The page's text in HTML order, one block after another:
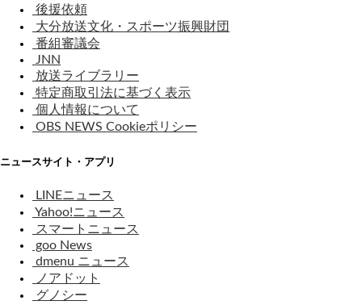
後援依頼
大分放送文化・スポーツ振興財団
番組審議会
JNN
放送ライブラリー
特定商取引法に基づく表示
個人情報について
OBS NEWS Cookieポリシー
ニュースサイト・アプリ
LINEニュース
Yahoo!ニュース
スマートニュース
goo News
dmenu ニュース
ノアドット
グノシー